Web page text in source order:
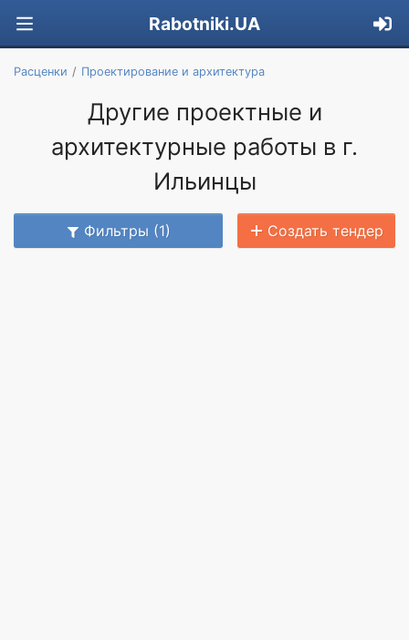
Rabotniki.UA
Расценки Проектирование и архитектура
Другие проектные и
архитектурные работы в г.
Ильинцы
Фильтры (1) Создать тендер